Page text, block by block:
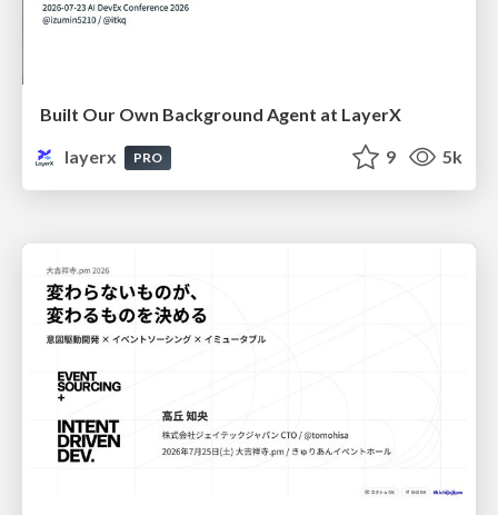
Built Our Own Background Agent at LayerX
layerx
PRO 9 5k